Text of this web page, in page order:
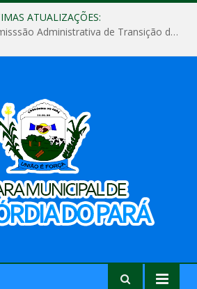
ATUALIZAÇÕES:
Relatório Final da Comisssão Administrativa de Transição de Mandato do Poder Legislativo do Município de Concórdia do Pará